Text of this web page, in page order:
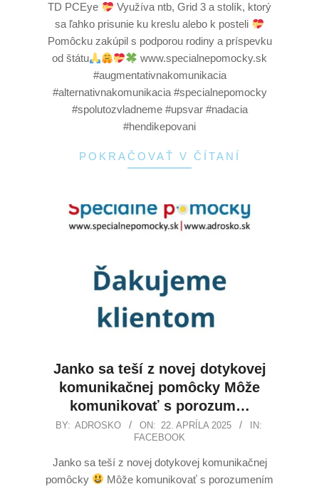
TD PCEye
Využíva ntb, Grid 3 a stolík, ktorý
sa ľahko prisunie ku kreslu alebo k posteli
Pomôcku zakúpil s podporou rodiny a príspevku
od štátu
www.specialnepomocky.sk
#augmentativnakomunikacia
#alternativnakomunikacia #specialnepomocky
#spolutozvladneme #upsvar #nadacia
#hendikepovani
POKRAČOVAŤ V ČÍTANÍ
Janko sa teší z novej dotykovej
komunikačnej pomôcky Môže
komunikovať s porozum…
BY: ADROSKO ON: 22. APRÍLA 2025
IN:
FACEBOOK
Janko sa teší z novej dotykovej komunikačnej
pomôcky
Môže komunikovať s porozumením